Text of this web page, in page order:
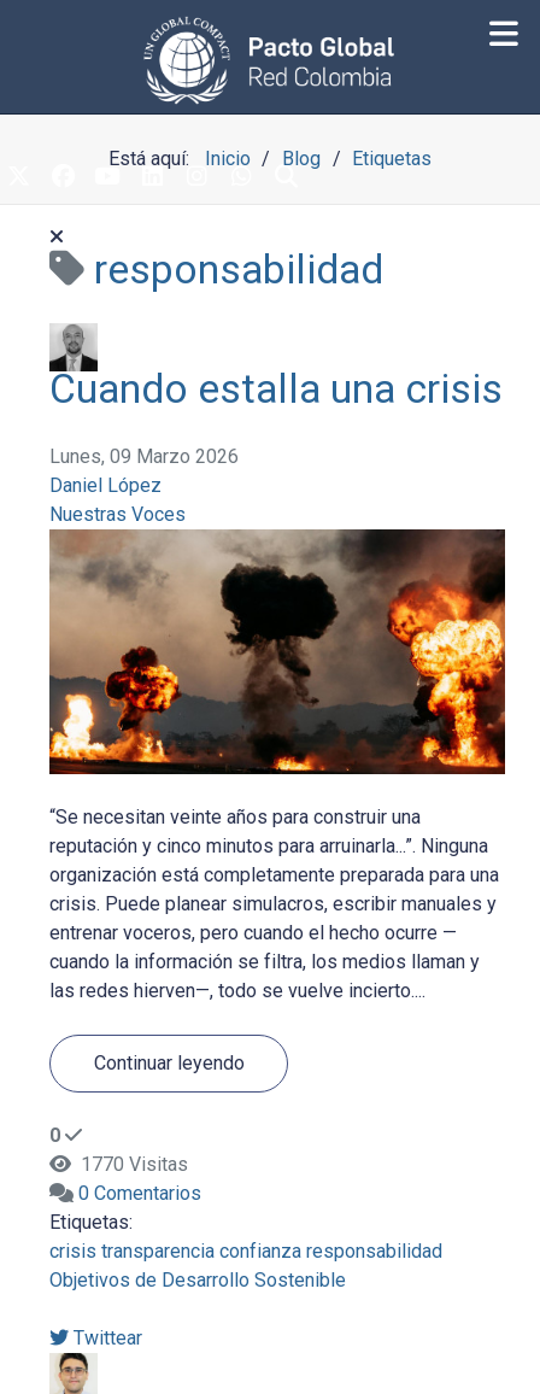
Está aquí: Inicio Blog Etiquetas
responsabilidad
Cuando estalla una crisis
Lunes, 09 Marzo 2026
Daniel López
Nuestras Voces
“Se necesitan veinte años para construir una
reputación y cinco minutos para arruinarla...”. Ninguna
organización está completamente preparada para una
crisis. Puede planear simulacros, escribir manuales y
entrenar voceros, pero cuando el hecho ocurre —
cuando la información se filtra, los medios llaman y
las redes hierven—, todo se vuelve incierto....
Continuar leyendo
0
1770 Visitas
0 Comentarios
Etiquetas:
crisis transparencia confianza responsabilidad
Objetivos de Desarrollo Sostenible
Twittear